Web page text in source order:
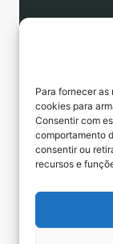
Para fornecer
cookies para
Consentir com
comportamento
consentir ou
recursos e
HorarioMon
Email:
MANTER